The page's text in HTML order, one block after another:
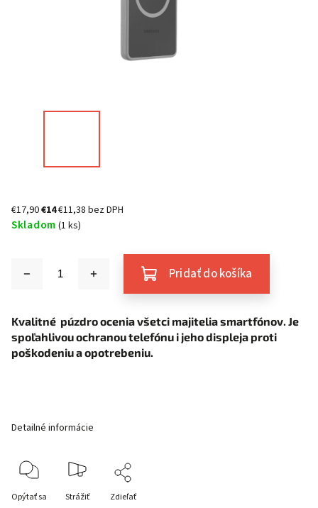
€17,90€14€11,38 bez DPH
Skladom (1 ks)
Pridať do košíka
Kvalitné púzdro ocenia všetci majitelia smartfónov. Je
spoľahlivou ochranou telefónu i jeho displeja proti
poškodeniu a opotrebeniu.
Detailné informácie
Opýtať sa Strážiť Zdieľať